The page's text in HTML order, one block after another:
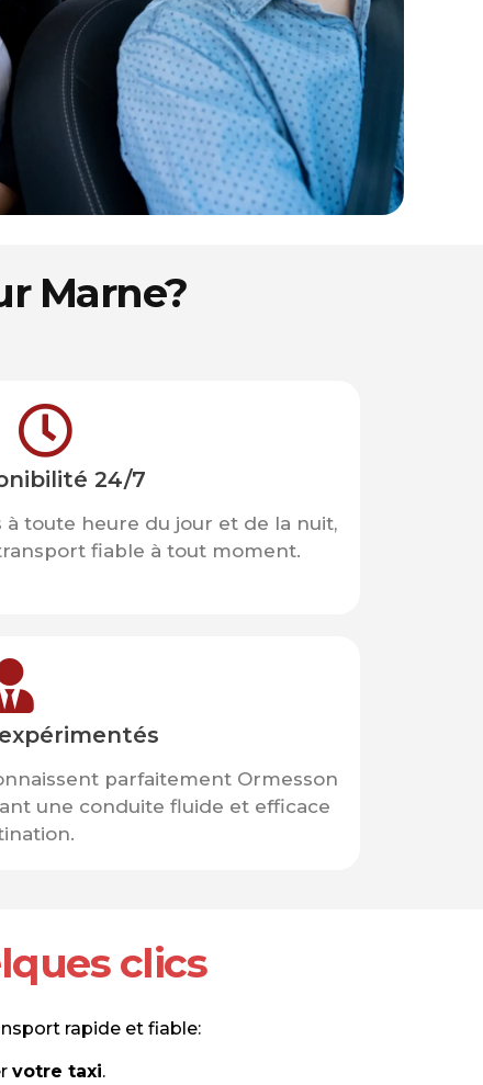
Marne?
24/7
à toute heure du jour et de la nuit,
fiable à tout moment.
parfaitement Ormesson
une conduite fluide et efficace
clics
rapide et fiable:
votre taxi.